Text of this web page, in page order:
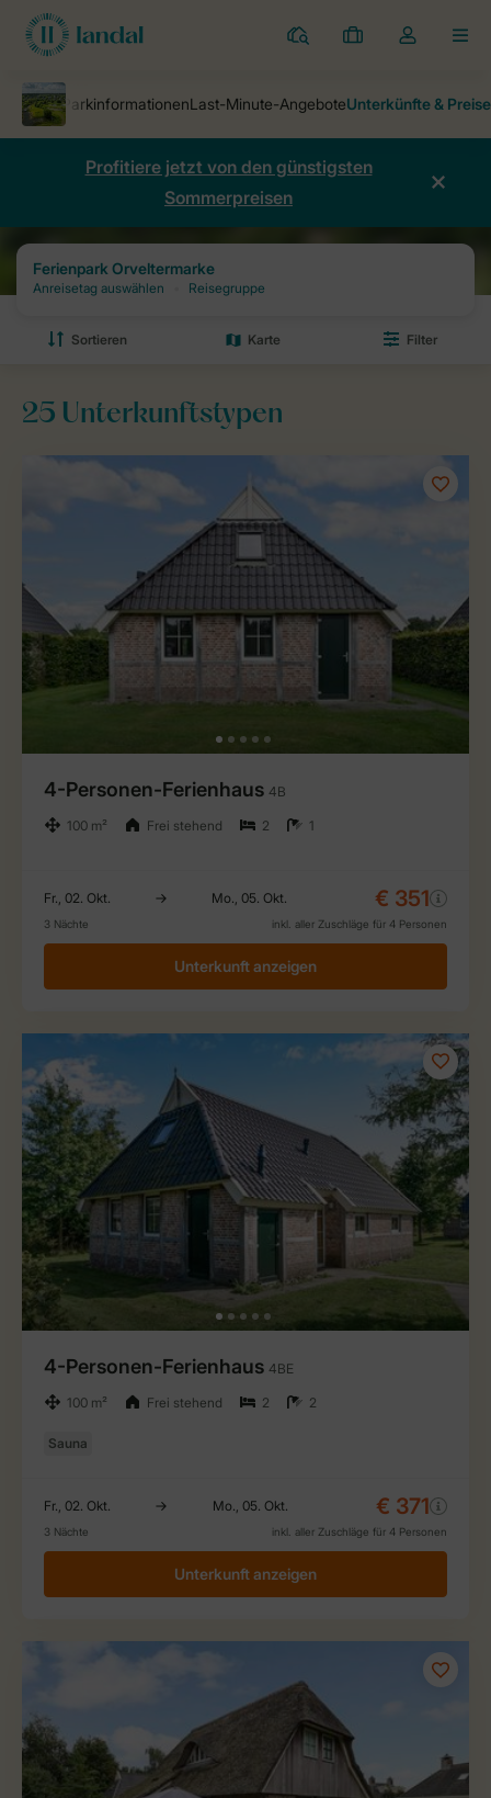
Ferienparks
Meine
Dropdown-
meines
öffnen
Profitiere jetzt von den günstigsten
Sommerpreisen
Ferienparks Ferienpark Orveltermarke